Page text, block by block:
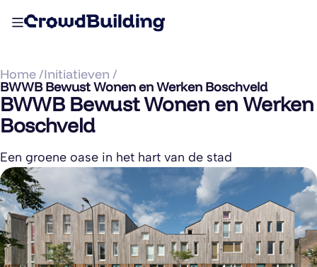
Home /Initiatieven /
BWWB Bewust Wonen en Werken Boschveld
BWWB Bewust Wonen en Werken
Boschveld
Een groene oase in het hart van de stad